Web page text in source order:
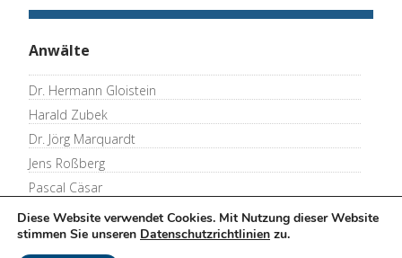
Anwälte
Dr. Hermann Gloistein
Harald Zubek
Dr. Jörg Marquardt
Jens Roßberg
Pascal Cäsar
Thomas Merkel
Ralf Mengershausen
Diese Website verwendet Cookies. Mit Nutzung dieser Website
stimmen Sie unseren Datenschutzrichtlinien zu.